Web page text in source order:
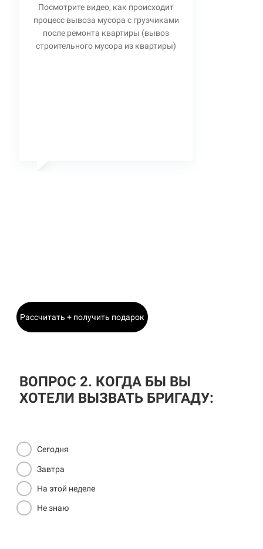
Посмотрите видео, как происходит
процесс вывоза мусора с грузчиками
после ремонта квартиры (вывоз
строительного мусора из квартиры)
Рассчитать + получить подарок
ВОПРОС 2. КОГДА БЫ ВЫ
ХОТЕЛИ ВЫЗВАТЬ БРИГАДУ:
Сегодня
Завтра
На этой неделе
Не знаю